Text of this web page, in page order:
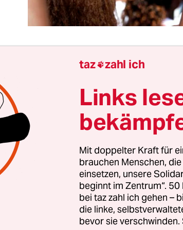
ist überhaupt nicht sicher, ob der
– und wenn, ob er eines der
auf einen besseren politischen
so weit kommt, dass die
und politische Grenzen
Präsidenten gewagt hat, der sich
wollte, ist allein schon
brutaler Gewalt durch eine rabiate
Parteimiliz haben die
drei Wochen großen Mut bewiesen.
taz zahl ich
Links
Mit doppelter Kraft für
brauchen Menschen,
einsetzen, unsere
beginnt im Zentrum“.
bei taz zahl ich gehen –
die linke,
bevor sie verschwinden.